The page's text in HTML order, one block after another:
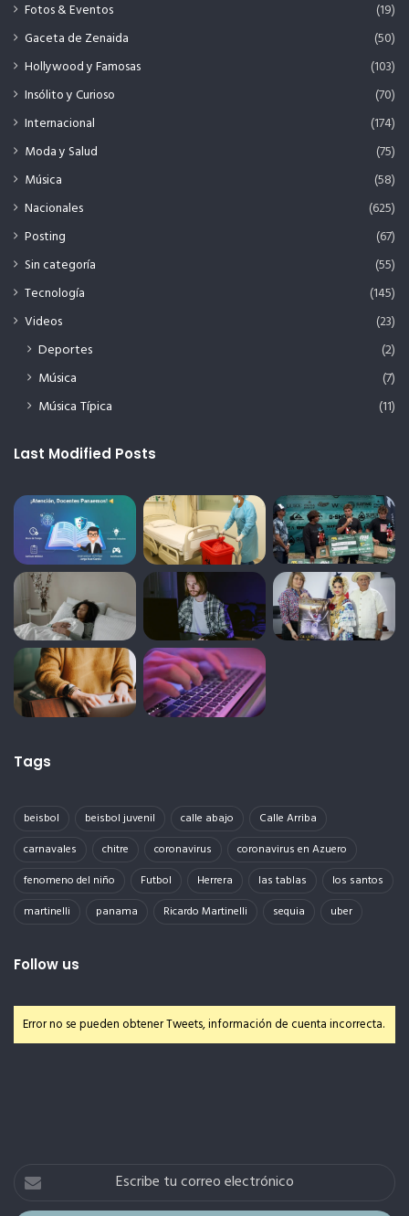
Fotos & Eventos
(19)
Gaceta de Zenaida
(50)
Hollywood y Famosas
(103)
Insólito y Curioso
(70)
Internacional
(174)
Moda y Salud
(75)
Música
(58)
Nacionales
(625)
Posting
(67)
Sin categoría
(55)
Tecnología
(145)
Videos
(23)
Deportes
(2)
Música
(7)
Música Típica
(11)
Last Modified Posts
Tags
beisbol beisbol juvenil calle abajo
Calle Arriba
carnavales
chitre coronavirus
coronavirus en Azuero
fenomeno del niño
Futbol Herrera las tablas
los santos
martinelli
panama Ricardo Martinelli sequia uber
Follow us
Error no se pueden obtener Tweets, información de cuenta incorrecta.
Escribe
correo